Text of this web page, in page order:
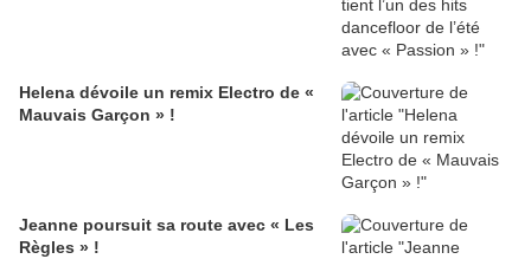
Helena dévoile un remix Electro de «
Mauvais Garçon » !
Jeanne poursuit sa route avec « Les
Règles » !